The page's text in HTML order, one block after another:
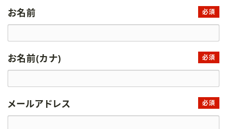
お名前 必須
お名前(カナ) 必須
メールアドレス 必須